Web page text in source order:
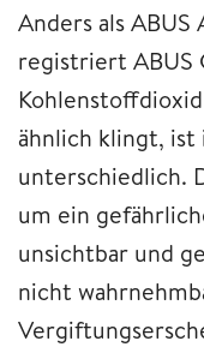
Anders als ABUS
registriert ABUS
ähnlich klingt, ist
unterschiedlich.
um ein
unsichtbar und
nicht